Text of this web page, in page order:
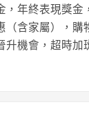
，年終表現獎金
（含家屬），購
升機會，超時加